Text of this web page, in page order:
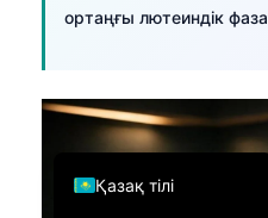
ортаңғы лютеиндік фаза
Қазақ тілі
English
Deutsch
Français